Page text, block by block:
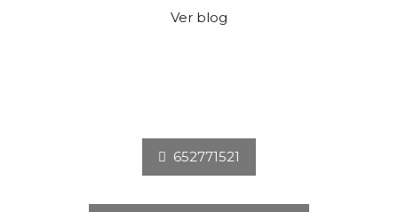
Ver blog
652771521